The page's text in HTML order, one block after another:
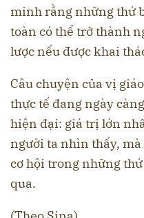
minh rằng những thứ
toàn có thể trở thành
lược nếu được khai
Câu chuyện của vị
thực tế đang ngày
hiện đại: giá trị lớn
người ta nhìn thấy,
cơ hội trong những
qua.